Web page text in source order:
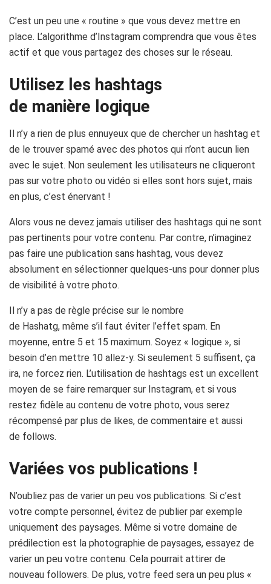
C’est un peu une « routine » que vous devez mettre en
place. L’algorithme d’Instagram comprendra que vous êtes
actif et que vous partagez des choses sur le réseau.
Utilisez les hashtags
de manière logique
Il n’y a rien de plus ennuyeux que de chercher un hashtag et
de le trouver spamé avec des photos qui n’ont aucun lien
avec le sujet. Non seulement les utilisateurs ne cliqueront
pas sur votre photo ou vidéo si elles sont hors sujet, mais
en plus, c’est énervant !
Alors vous ne devez jamais utiliser des hashtags qui ne sont
pas pertinents pour votre contenu. Par contre, n’imaginez
pas faire une publication sans hashtag, vous devez
absolument en sélectionner quelques-uns pour donner plus
de visibilité à votre photo.
Il n’y a pas de règle précise sur le nombre
de Hashatg, même s’il faut éviter l’effet spam. En
moyenne, entre 5 et 15 maximum. Soyez « logique », si
besoin d’en mettre 10 allez-y. Si seulement 5 suffisent, ça
ira, ne forcez rien. L’utilisation de hashtags est un excellent
moyen de se faire remarquer sur Instagram, et si vous
restez fidèle au contenu de votre photo, vous serez
récompensé par plus de likes, de commentaire et aussi
de follows.
Variées vos publications !
N’oubliez pas de varier un peu vos publications. Si c’est
votre compte personnel, évitez de publier par exemple
uniquement des paysages. Même si votre domaine de
prédilection est la photographie de paysages, essayez de
varier un peu votre contenu. Cela pourrait attirer de
nouveau followers. De plus, votre feed sera un peu plus «